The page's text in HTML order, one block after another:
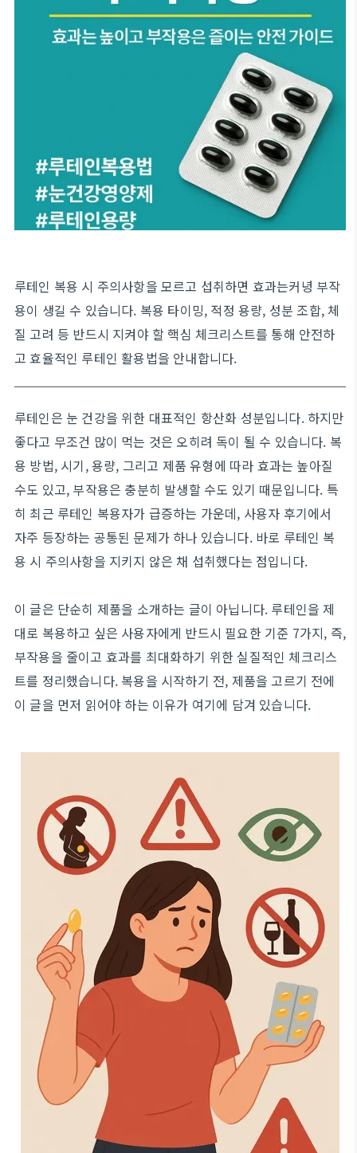
루테인 복용 시 주의사항을 모르고 섭취하면 효과는커녕 부작
용이 생길 수 있습니다. 복용 타이밍, 적정 용량, 성분 조합, 체
질 고려 등 반드시 지켜야 할 핵심 체크리스트를 통해 안전하
고 효율적인 루테인 활용법을 안내합니다.
루테인은 눈 건강을 위한 대표적인 항산화 성분입니다. 하지만
좋다고 무조건 많이 먹는 것은 오히려 독이 될 수 있습니다. 복
용 방법, 시기, 용량, 그리고 제품 유형에 따라 효과는 높아질
수도 있고, 부작용은 충분히 발생할 수도 있기 때문입니다. 특
히 최근 루테인 복용자가 급증하는 가운데, 사용자 후기에서
자주 등장하는 공통된 문제가 하나 있습니다. 바로 루테인 복
용 시 주의사항을 지키지 않은 채 섭취했다는 점입니다.
이 글은 단순히 제품을 소개하는 글이 아닙니다. 루테인을 제
대로 복용하고 싶은 사용자에게 반드시 필요한 기준 7가지, 즉,
부작용을 줄이고 효과를 최대화하기 위한 실질적인 체크리스
트를 정리했습니다. 복용을 시작하기 전, 제품을 고르기 전에
이 글을 먼저 읽어야 하는 이유가 여기에 담겨 있습니다.